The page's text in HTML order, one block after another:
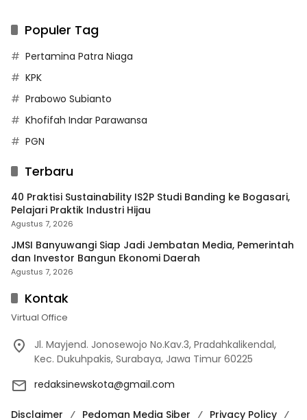
Populer Tag
Pertamina Patra Niaga
KPK
Prabowo Subianto
Khofifah Indar Parawansa
PGN
Terbaru
40 Praktisi Sustainability IS2P Studi Banding ke Bogasari,
Pelajari Praktik Industri Hijau
Agustus 7, 2026
JMSI Banyuwangi Siap Jadi Jembatan Media, Pemerintah
dan Investor Bangun Ekonomi Daerah
Agustus 7, 2026
Kontak
Virtual Office
Jl. Mayjend. Jonosewojo No.Kav.3, Pradahkalikendal,
Kec. Dukuhpakis, Surabaya, Jawa Timur 60225
redaksinewskota@gmail.com
Disclaimer Pedoman Media Siber Privacy Policy